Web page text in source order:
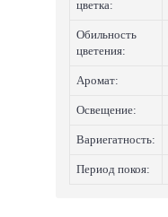
цветка:
Обильность
цветения:
Аромат:
Освещение:
Вариегатность:
Период покоя: